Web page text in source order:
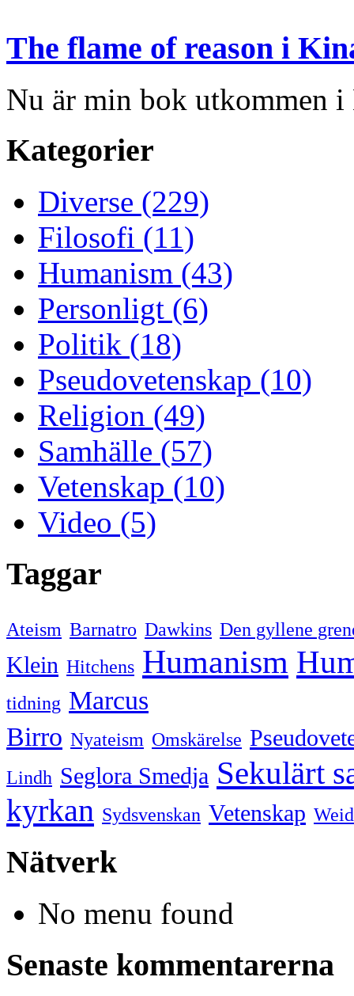
The flame of reason i
Nu är min bok utkommen
Kategorier
Diverse (229)
Filosofi (11)
Humanism (43)
Personligt (6)
Politik (18)
Pseudovetenskap (10)
Religion (49)
Samhälle (57)
Vetenskap (10)
Video (5)
Taggar
Ateism Barnatro Dawkins Den gyllene
Klein Hitchens Humanism
tidning Marcus
Birro Nyateism Omskärelse
Lindh Seglora Smedja Sekulärt
kyrkan Sydsvenskan Vetenskap
Nätverk
No menu found
Senaste kommentarerna